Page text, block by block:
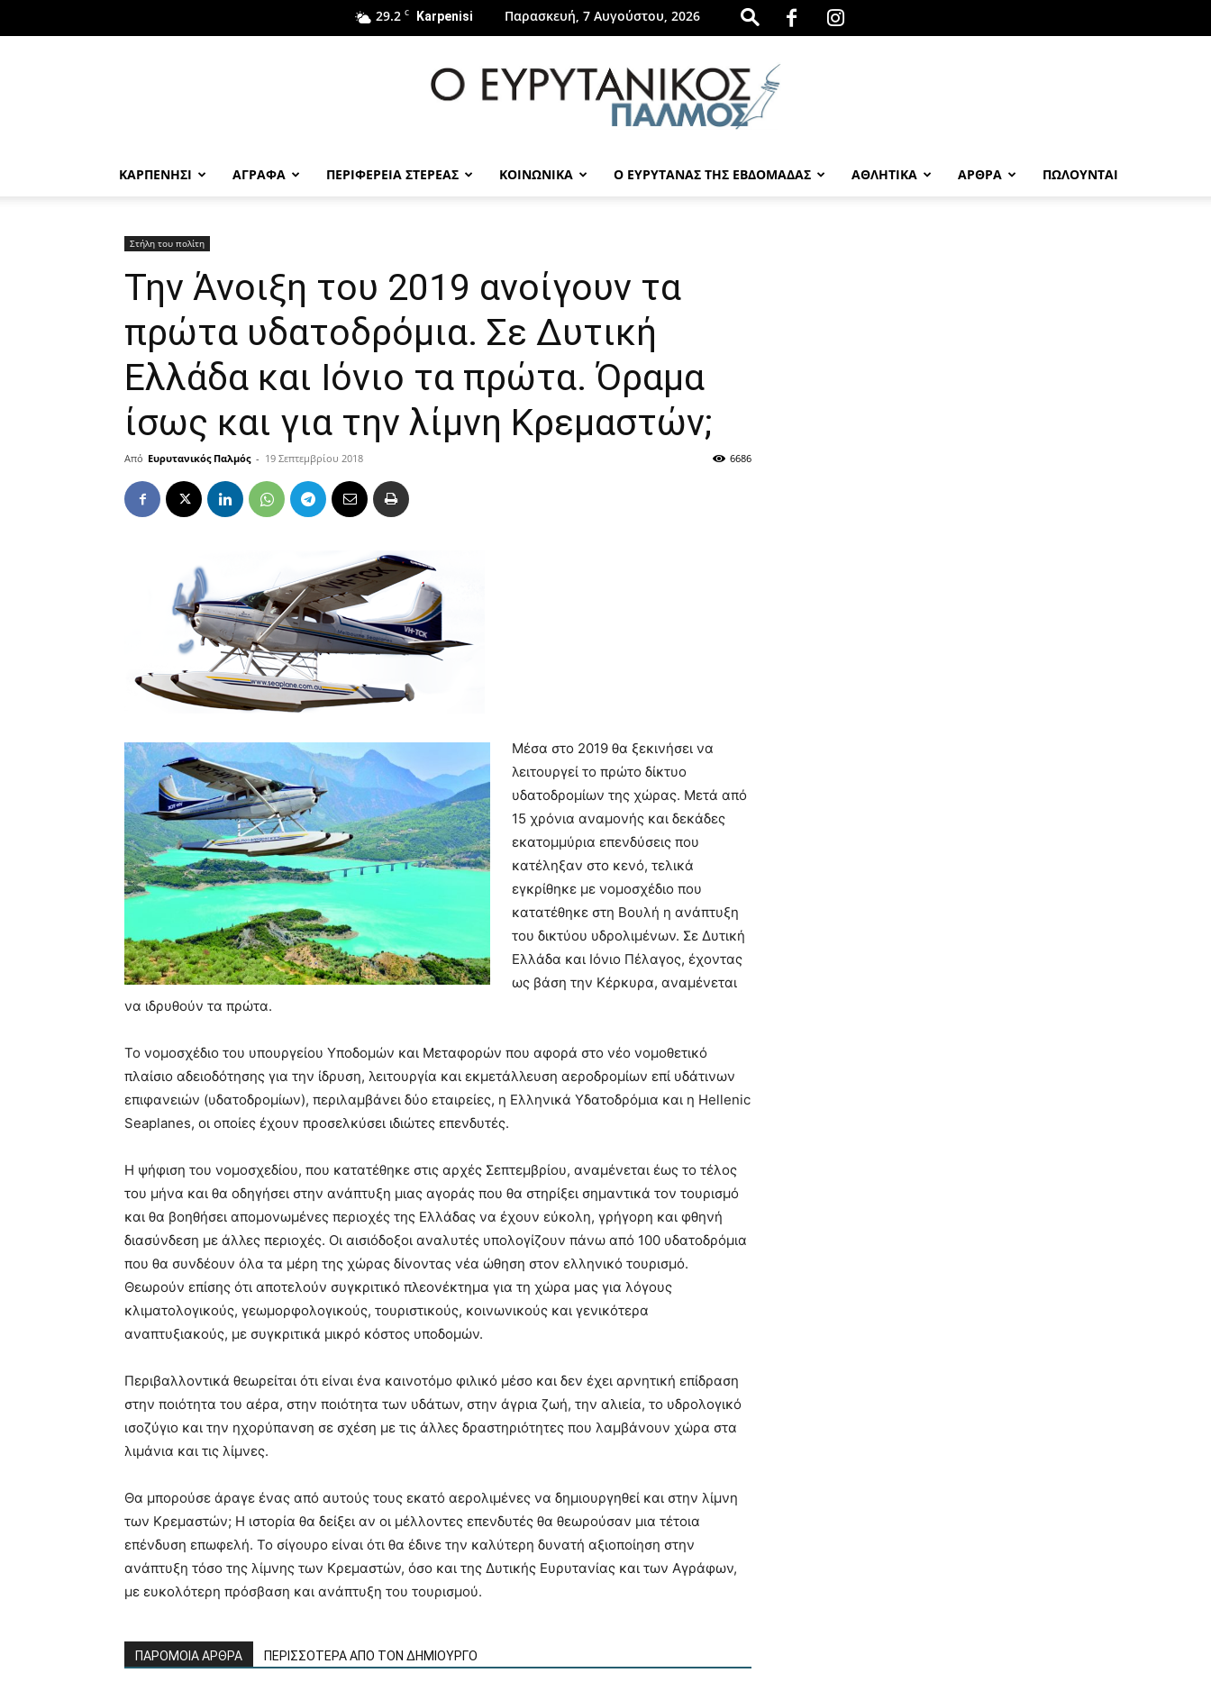
29.2 C Karpenisi Παρασκευή, 7 Αυγούστου, 2026
ΚΑΡΠΕΝΗΣΙ ΑΓΡΑΦΑ ΠΕΡΙΦΕΡΕΙΑ ΣΤΕΡΕΑΣ ΚΟΙΝΩΝΙΚΑ Ο ΕΥΡΥΤΑΝΑΣ ΤΗΣ ΕΒΔΟΜΑΔΑΣ ΑΘΛΗΤΙΚΑ ΑΡΘΡΑ ΠΩΛΟΎΝΤΑΙ
Στήλη του πολίτη
Την Άνοιξη του 2019 ανοίγουν τα
πρώτα υδατοδρόμια. Σε Δυτική
Ελλάδα και Ιόνιο τα πρώτα. Όραμα
ίσως και για την λίμνη Κρεμαστών;
Από Ευρυτανικός Παλμός - 19 Σεπτεμβρίου 2018 6686
Μέσα στο 2019 θα ξεκινήσει να
λειτουργεί το πρώτο δίκτυο
υδατοδρομίων της χώρας. Μετά από
15 χρόνια αναμονής και δεκάδες
εκατομμύρια επενδύσεις που
κατέληξαν στο κενό, τελικά
εγκρίθηκε με νομοσχέδιο που
κατατέθηκε στη Βουλή η ανάπτυξη
του δικτύου υδρολιμένων. Σε Δυτική
Ελλάδα και Ιόνιο Πέλαγος, έχοντας
ως βάση την Κέρκυρα, αναμένεται
να ιδρυθούν τα πρώτα.
Το νομοσχέδιο του υπουργείου Υποδομών και Μεταφορών που αφορά στο νέο νομοθετικό
πλαίσιο αδειοδότησης για την ίδρυση, λειτουργία και εκμετάλλευση αεροδρομίων επί υδάτινων
επιφανειών (υδατοδρομίων), περιλαμβάνει δύο εταιρείες, η Ελληνικά Υδατοδρόμια και η Hellenic
Seaplanes, οι οποίες έχουν προσελκύσει ιδιώτες επενδυτές.
Η ψήφιση του νομοσχεδίου, που κατατέθηκε στις αρχές Σεπτεμβρίου, αναμένεται έως το τέλος
του μήνα και θα οδηγήσει στην ανάπτυξη μιας αγοράς που θα στηρίξει σημαντικά τον τουρισμό
και θα βοηθήσει απομονωμένες περιοχές της Ελλάδας να έχουν εύκολη, γρήγορη και φθηνή
διασύνδεση με άλλες περιοχές. Οι αισιόδοξοι αναλυτές υπολογίζουν πάνω από 100 υδατοδρόμια
που θα συνδέουν όλα τα μέρη της χώρας δίνοντας νέα ώθηση στον ελληνικό τουρισμό.
Θεωρούν επίσης ότι αποτελούν συγκριτικό πλεονέκτημα για τη χώρα μας για λόγους
κλιματολογικούς, γεωμορφολογικούς, τουριστικούς, κοινωνικούς και γενικότερα
αναπτυξιακούς, με συγκριτικά μικρό κόστος υποδομών.
Περιβαλλοντικά θεωρείται ότι είναι ένα καινοτόμο φιλικό μέσο και δεν έχει αρνητική επίδραση
στην ποιότητα του αέρα, στην ποιότητα των υδάτων, στην άγρια ζωή, την αλιεία, το υδρολογικό
ισοζύγιο και την ηχορύπανση σε σχέση με τις άλλες δραστηριότητες που λαμβάνουν χώρα στα
λιμάνια και τις λίμνες.
Θα μπορούσε άραγε ένας από αυτούς τους εκατό αερολιμένες να δημιουργηθεί και στην λίμνη
των Κρεμαστών; Η ιστορία θα δείξει αν οι μέλλοντες επενδυτές θα θεωρούσαν μια τέτοια
επένδυση επωφελή. Το σίγουρο είναι ότι θα έδινε την καλύτερη δυνατή αξιοποίηση στην
ανάπτυξη τόσο της λίμνης των Κρεμαστών, όσο και της Δυτικής Ευρυτανίας και των Αγράφων,
με ευκολότερη πρόσβαση και ανάπτυξη του τουρισμού.
ΠΑΡΟΜΟΙΑ ΑΡΘΡΑ ΠΕΡΙΣΣΟΤΕΡΑ ΑΠΟ ΤΟΝ ΔΗΜΙΟΥΡΓΟ